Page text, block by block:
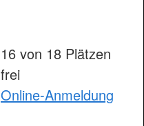
16 von 18 Plätzen
frei
Online-Anmeldung